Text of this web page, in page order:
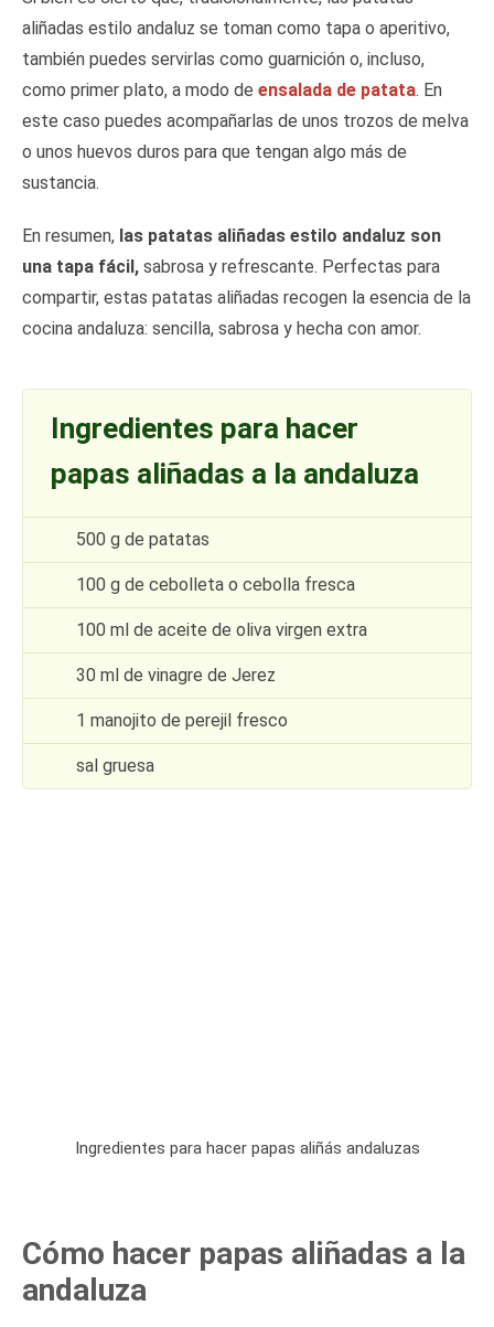
aliñadas estilo andaluz se toman como tapa o aperitivo,
también puedes servirlas como guarnición o, incluso,
como primer plato, a modo de ensalada de patata. En
este caso puedes acompañarlas de unos trozos de melva
o unos huevos duros para que tengan algo más de
sustancia.
En resumen, las patatas aliñadas estilo andaluz son
una tapa fácil, sabrosa y refrescante. Perfectas para
compartir, estas patatas aliñadas recogen la esencia de la
cocina andaluza: sencilla, sabrosa y hecha con amor.
Ingredientes para hacer
papas aliñadas a la andaluza
500 g de patatas
100 g de cebolleta o cebolla fresca
100 ml de aceite de oliva virgen extra
30 ml de vinagre de Jerez
1 manojito de perejil fresco
sal gruesa
Ingredientes para hacer papas aliñás andaluzas
Cómo hacer papas aliñadas a la
andaluza